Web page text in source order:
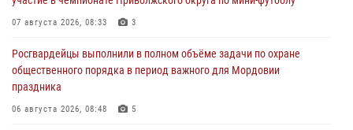
07 августа 2026, 08:33 3
Росгвардейцы выполнили в полном объёме задачи по охране
общественного порядка в период важного для Мордовии
праздника
06 августа 2026, 08:48 5